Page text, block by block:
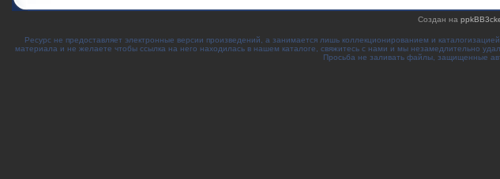
Создан на
Ресурс не предоставляет электронные версии произведений, а занимается лишь коллекционированием и
материала и не желаете чтобы ссылка на него находилась в нашем каталоге, свяжитесь с нами и мы незамедлительно
Просьба не заливать файлы, защищенные